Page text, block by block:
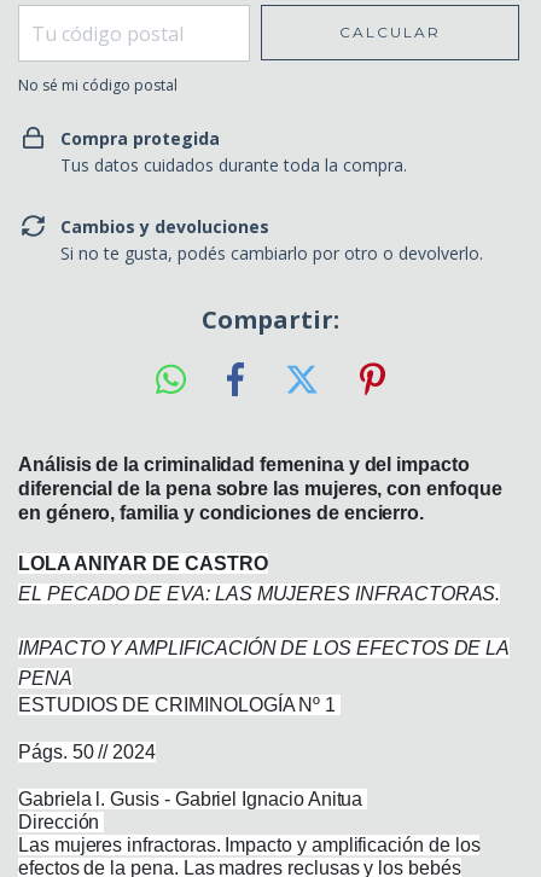
CALCULAR
No sé mi código postal
Compra protegida
Tus datos cuidados durante toda la compra.
Cambios y devoluciones
Si no te gusta, podés cambiarlo por otro o devolverlo.
Compartir:
Análisis de la criminalidad femenina y del impacto
diferencial de la pena sobre las mujeres, con enfoque
en género, familia y condiciones de encierro.
LOLA ANIYAR DE CASTRO
EL PECADO DE EVA: LAS MUJERES INFRACTORAS.
IMPACTO Y AMPLIFICACIÓN DE LOS EFECTOS DE LA
PENA
ESTUDIOS DE CRIMINOLOGÍA Nº 1
Págs. 50 // 2024
Gabriela l. Gusis - Gabriel Ignacio Anitua
Dirección
Las mujeres infractoras. Impacto y amplificación de los
efectos de la pena. Las madres reclusas y los bebés